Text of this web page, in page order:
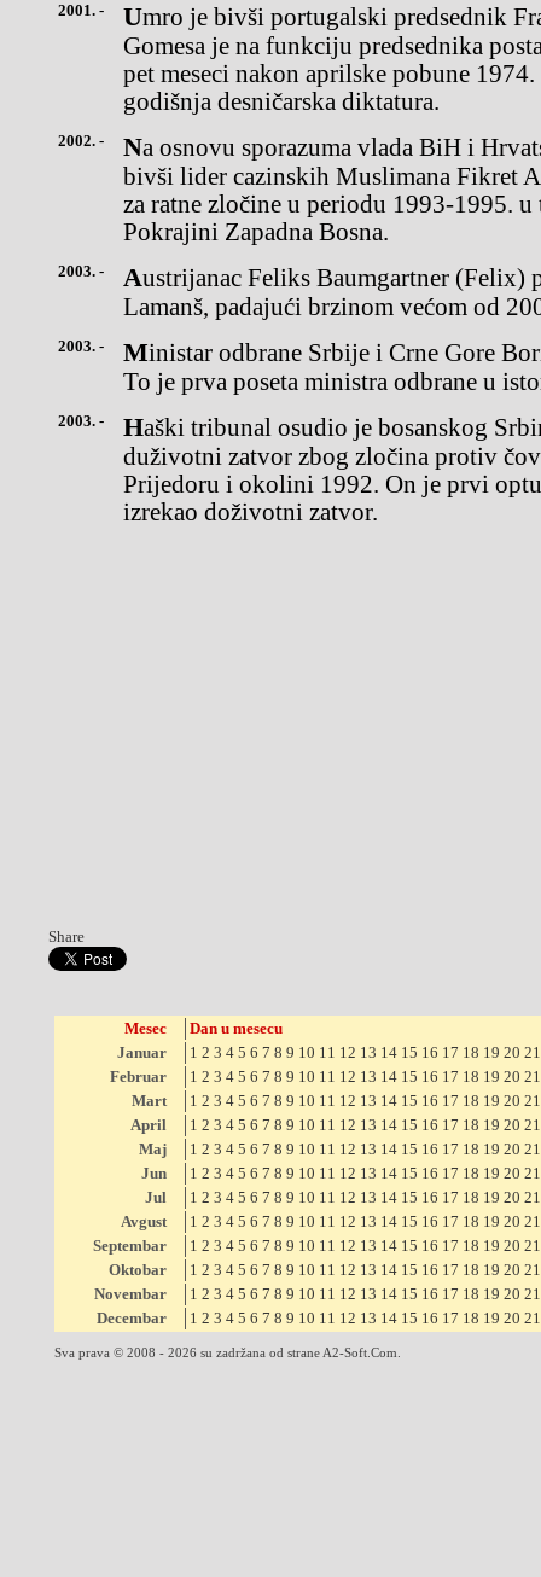
2001. - Umro je bivši portugalski predsednik Francisko KostaGomes (87).
Gomesa je na funkciju predsednika
pet meseci nakon aprilske pobune
godišnja desničarska diktatura.
2002. - Na osnovu sporazuma vlada BiH i Hrvatske u Karlovcu je osuđen
bivši lider cazinskih Muslimana Fikret
za ratne zločine u periodu 1993-1995.
Pokrajini Zapadna Bosna.
2003. - Austrijanac Feliks Baumgartner (Felix) prvi je padobranom preleteo
Lamanš, padajući brzinom većom od
2003. - Ministar odbrane Srbije i Crne Gore Boris Tadić doputovaou Izrael.
To je prva poseta ministra odbrane u
2003. - Haški tribunal osudio je bosanskog Srbina Milomira Stakića na
duživotni zatvor zbog zločina protiv
Prijedoru i okolini 1992. On je prvi
izrekao doživotni zatvor.
Share
Mesec
Dan u mesecu
Januar
1 2 3 4 5 6 7 8 9 10 11 12 13 14 15 16 17 18 19 20 21
Februar
1 2 3 4 5 6 7 8 9 10 11 12 13 14 15 16 17 18 19 20 21
Mart
1 2 3 4 5 6 7 8 9 10 11 12 13 14 15 16 17 18 19 20 21
April
1 2 3 4 5 6 7 8 9 10 11 12 13 14 15 16 17 18 19 20 21
Maj
1 2 3 4 5 6 7 8 9 10 11 12 13 14 15 16 17 18 19 20 21
Jun
1 2 3 4 5 6 7 8 9 10 11 12 13 14 15 16 17 18 19 20 21
Jul
1 2 3 4 5 6 7 8 9 10 11 12 13 14 15 16 17 18 19 20 21
Avgust
1 2 3 4 5 6 7 8 9 10 11 12 13 14 15 16 17 18 19 20 21
Septembar
1 2 3 4 5 6 7 8 9 10 11 12 13 14 15 16 17 18 19 20 21
Oktobar
1 2 3 4 5 6 7 8 9 10 11 12 13 14 15 16 17 18 19 20 21
Novembar
1 2 3 4 5 6 7 8 9 10 11 12 13 14 15 16 17 18 19 20 21
Decembar
1 2 3 4 5 6 7 8 9 10 11 12 13 14 15 16 17 18 19 20 21
Sva prava © 2008 - 2026 su zadržana od strane A2-Soft.Com.